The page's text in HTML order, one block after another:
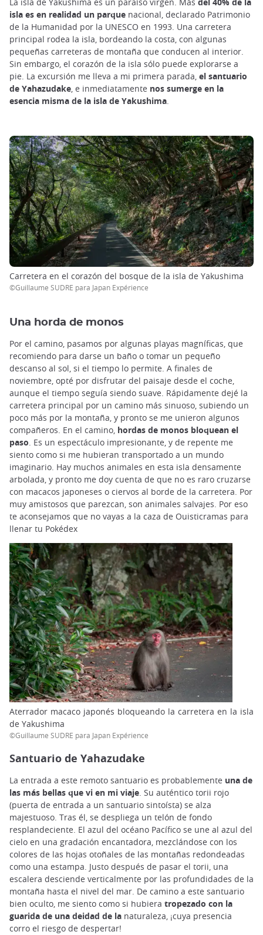
isla es en realidad un parque nacional, declarado Patrimonio
de la Humanidad por la UNESCO en 1993. Una carretera
principal rodea la isla, bordeando la costa, con algunas
pequeñas carreteras de montaña que conducen al interior.
Sin embargo, el corazón de la isla sólo puede explorarse a
pie. La excursión me lleva a mi primera parada, el santuario
de Yahazudake, e inmediatamente nos sumerge en la
esencia misma de la isla de Yakushima.
Carretera en el corazón del bosque de la isla de Yakushima
©Guillaume SUDRE para Japan Expérience
Una horda de monos
Por el camino, pasamos por algunas playas magníficas, que
recomiendo para darse un baño o tomar un pequeño
descanso al sol, si el tiempo lo permite. A finales de
noviembre, opté por disfrutar del paisaje desde el coche,
aunque el tiempo seguía siendo suave. Rápidamente dejé la
carretera principal por un camino más sinuoso, subiendo un
poco más por la montaña, y pronto se me unieron algunos
compañeros. En el camino, hordas de monos bloquean el
paso . Es un espectáculo impresionante, y de repente me
siento como si me hubieran transportado a un mundo
imaginario. Hay muchos animales en esta isla densamente
arbolada, y pronto me doy cuenta de que no es raro cruzarse
con macacos japoneses o ciervos al borde de la carretera. Por
muy amistosos que parezcan, son animales salvajes. Por eso
te aconsejamos que no vayas a la caza de Ouisticramas para
llenar tu Pokédex
Aterrador macaco japonés bloqueando la carretera en la isla
de Yakushima
©Guillaume SUDRE para Japan Expérience
Santuario de Yahazudake
La entrada a este remoto santuario es probablemente una de
las más bellas que vi en mi viaje. Su auténtico torii rojo
(puerta de entrada a un santuario sintoísta) se alza
majestuoso. Tras él, se despliega un telón de fondo
resplandeciente. El azul del océano Pacífico se une al azul del
cielo en una gradación encantadora, mezclándose con los
colores de las hojas otoñales de las montañas redondeadas
como una estampa. Justo después de pasar el torii, una
escalera desciende verticalmente por las profundidades de la
montaña hasta el nivel del mar. De camino a este santuario
bien oculto, me siento como si hubiera tropezado con la
guarida de una deidad de la naturaleza, ¡cuya presencia
corro el riesgo de despertar!